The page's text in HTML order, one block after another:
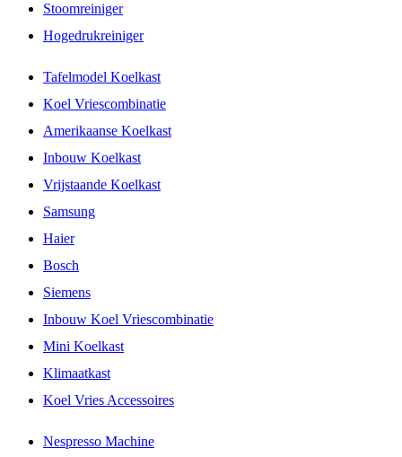
Stoomreiniger
Hogedrukreiniger
Tafelmodel Koelkast
Koel Vriescombinatie
Amerikaanse Koelkast
Inbouw Koelkast
Vrijstaande Koelkast
Samsung
Haier
Bosch
Siemens
Inbouw Koel Vriescombinatie
Mini Koelkast
Klimaatkast
Koel Vries Accessoires
Nespresso Machine